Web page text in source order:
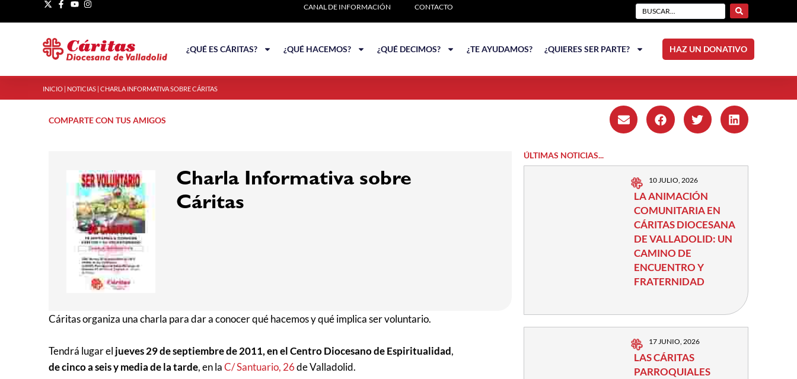
CANAL DE INFORMACIÓN CONTACTO
¿QUÉ ES CÁRITAS? ¿QUÉ HACEMOS? ¿QUÉ DECIMOS? ¿TE AYUDAMOS? ¿QUIERES SER PARTE? HAZ UN DONATIVO
INICIO | NOTICIAS | CHARLA INFORMATIVA SOBRE CÁRITAS
COMPARTE CON TUS AMIGOS
Charla Informativa sobre
Cáritas
Cáritas organiza una charla para dar a conocer qué hacemos y qué implica ser voluntario.
Tendrá lugar el jueves 29 de septiembre de 2011, en el Centro Diocesano de Espiritualidad,
de cinco a seis y media de la tarde, en laC/ Santuario, 26de Valladolid.
ÚLTIMAS NOTICIAS...
10 JULIO, 2026
LA ANIMACIÓN
COMUNITARIA EN
CÁRITAS DIOCESANA
DE VALLADOLID: UN
CAMINO DE
ENCUENTRO Y
FRATERNIDAD
17 JUNIO, 2026
LAS CÁRITAS
PARROQUIALES